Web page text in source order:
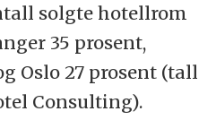
solgte hotellrom
35 prosent,
Oslo 27 prosent (tall
Consulting).